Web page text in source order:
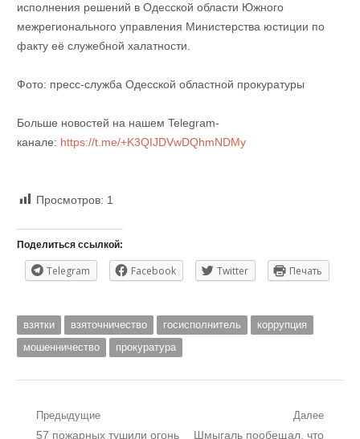
исполнения решений в Одесской области Южного
межрегионального управления Министерства юстиции по
факту её служебной халатности.
Фото: пресс-служба Одесской областной прокуратуры
Больше новостей на нашем Telegram-
канале: https://t.me/+K3QIJDVwDQhmNDMy
Просмотров: 1
Поделиться ссылкой:
Telegram Facebook Twitter Печать
взятки взяточничество госисполнитель
коррупция
мошенничество
прокуратура
Навигация
Предыдущие
Предыдущий
57 пожарных тушили огонь
Далее
Следующий
Шмыгаль пообещал, что